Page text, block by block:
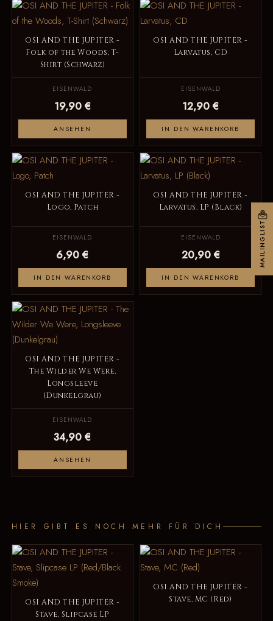
OSI AND THE JUPITER -
Folk of the Woods, T-
Shirt (Schwarz)
EISENWALD
19,90 €
ANSEHEN
OSI AND THE JUPITER -
Larvatus, CD
EISENWALD
12,90 €
IN DEN WARENKORB
OSI AND THE JUPITER -
Logo, Patch
EISENWALD
6,90 €
IN DEN WARENKORB
OSI AND THE JUPITER -
Larvatus, LP (Black)
EISENWALD
20,90 €
IN DEN WARENKORB
OSI AND THE JUPITER -
The Wilder We Were,
Longsleeve
(Dunkelgrau)
EISENWALD
34,90 €
ANSEHEN
HIER GIBT ES NOCH MEHR FÜR DICH
OSI AND THE JUPITER -
Stave, Slipcase LP
OSI AND THE JUPITER -
Stave, MC (Red)
MAILINGLIST